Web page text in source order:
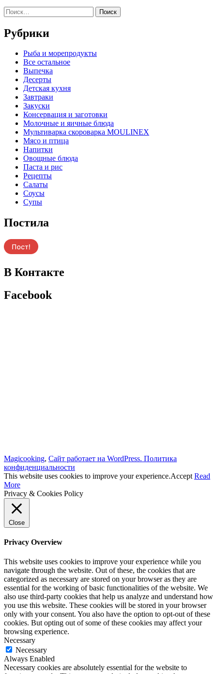
Найти:
Рубрики
Pыба и морепродукты
Все остальное
Выпечка
Десерты
Детская кухня
Завтраки
Закуски
Консервация и заготовки
Молочные и яичные блюда
Мультиварка скороварка MOULINEX
Мясо и птица
Напитки
Овощные блюда
Паста и рис
Рецепты
Салаты
Соусы
Супы
Постила
В Контакте
Facebook
Magicooking, Сайт работает на WordPress. Политика
конфиденциальности
This website uses cookies to improve your experience.Accept Read
More
Privacy & Cookies Policy
Close
Privacy Overview
This website uses cookies to improve your experience while you
navigate through the website. Out of these, the cookies that are
categorized as necessary are stored on your browser as they are
essential for the working of basic functionalities of the website. We
also use third-party cookies that help us analyze and understand how
you use this website. These cookies will be stored in your browser
only with your consent. You also have the option to opt-out of these
cookies. But opting out of some of these cookies may affect your
browsing experience.
Necessary
Necessary
Always Enabled
Necessary cookies are absolutely essential for the website to